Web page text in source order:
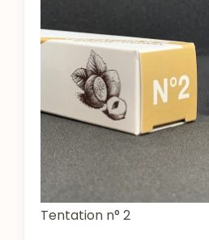
Tentation n° 2